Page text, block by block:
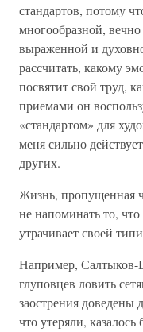
стандартов, потому
многообразной,
выраженной и
рассчитать, какому
посвятит свой труд,
приемами он
«стандартом» для
меня сильно
других.
Жизнь, пропущенная
не напоминать то,
утрачивает своей
Например, Салтыков-
глуповцев ловить
заострения доведены
что утеряли,